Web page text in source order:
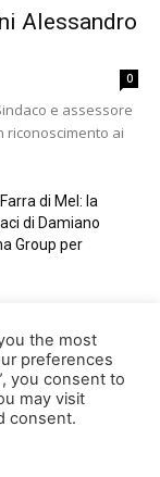
Alessandro
0
e assessore
riconoscimento ai
di Mel: la
di Damiano
Group per
giovedì sera a
the most
preferences
you consent to
may visit
consent.